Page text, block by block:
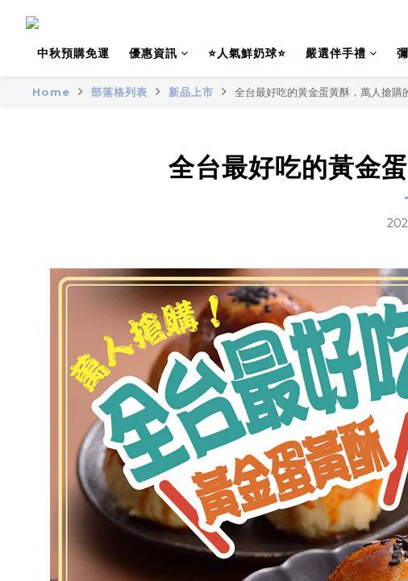
中秋預購免運 優惠資訊 ⭐人氣鮮奶球⭐ 嚴選伴手禮
Home 部落格列表 新品上市 全台最好吃的黃金蛋黃酥，萬人搶購
全台最好吃的黃金